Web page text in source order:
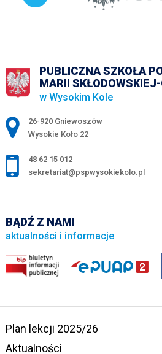
PUBLICZNA SZKOŁA
MARII SKŁODOWSKIEJ-
w Wysokim Kole
Adres pocztowy:
26-920 Gniewoszów
Wysokie Koło 22
48 62 15 012
sekretariat@pspwysokiekolo.pl
BĄDŹ Z NAMI
aktualności i informacje
Plan lekcji 2025/26
Aktualności